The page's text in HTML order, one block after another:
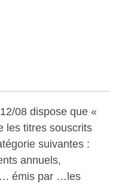
08 dispose que «
les titres souscrits
suivantes :
annuels,
émis par …les